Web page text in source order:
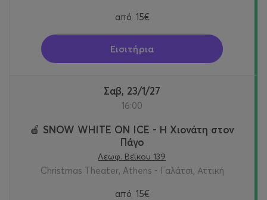
από 15€
Εισιτήρια
Σαβ, 23/1/27
16:00
🍎 SNOW WHITE ON ICE - Η Χιονάτη στον
Πάγο
Λεωφ. Βεΐκου 139
Christmas Theater, Athens - Γαλάτσι, Αττική
από 15€